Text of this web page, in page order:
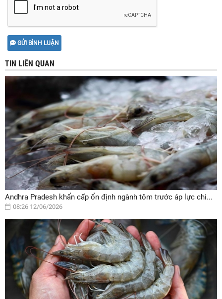
GỬI BÌNH LUẬN
TIN LIÊN QUAN
Andhra Pradesh khẩn cấp ổn định ngành tôm trước áp lực chi...
08:26 12/06/2026